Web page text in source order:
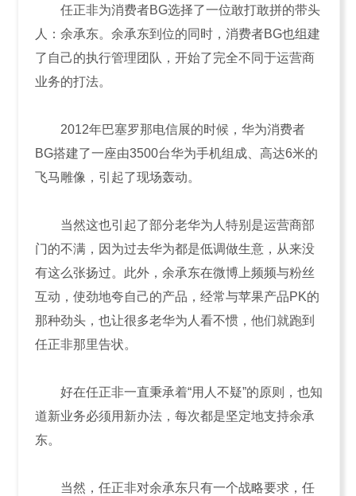
任正非为消费者BG选择了一位敢打敢拼的带头
人：余承东。余承东到位的同时，消费者BG也组建
了自己的执行管理团队，开始了完全不同于运营商
业务的打法。
2012年巴塞罗那电信展的时候，华为消费者
BG搭建了一座由3500台华为手机组成、高达6米的
飞马雕像，引起了现场轰动。
当然这也引起了部分老华为人特别是运营商部
门的不满，因为过去华为都是低调做生意，从来没
有这么张扬过。此外，余承东在微博上频频与粉丝
互动，使劲地夸自己的产品，经常与苹果产品PK的
那种劲头，也让很多老华为人看不惯，他们就跑到
任正非那里告状。
好在任正非一直秉承着“用人不疑”的原则，也知
道新业务必须用新办法，每次都是坚定地支持余承
东。
当然，任正非对余承东只有一个战略要求，任